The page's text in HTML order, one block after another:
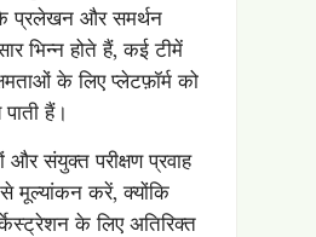
प्रलेखन और समर्थन
भिन्न होते हैं, कई टीमें
के लिए प्लेटफ़ॉर्म को
हैं।
संयुक्त परीक्षण प्रवाह
मूल्यांकन करें, क्योंकि
के लिए अतिरिक्त